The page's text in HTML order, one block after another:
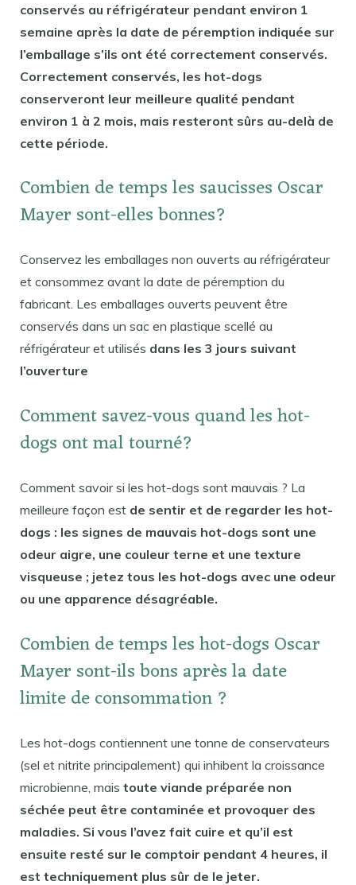
conservés au réfrigérateur pendant environ 1
semaine après la date de péremption indiquée sur
l’emballage s’ils ont été correctement conservés.
Correctement conservés, les hot-dogs
conserveront leur meilleure qualité pendant
environ 1 à 2 mois, mais resteront sûrs au-delà de
cette période.
Combien de temps les saucisses Oscar
Mayer sont-elles bonnes?
Conservez les emballages non ouverts au réfrigérateur
et consommez avant la date de péremption du
fabricant. Les emballages ouverts peuvent être
conservés dans un sac en plastique scellé au
réfrigérateur et utilisés dans les 3 jours suivant
l’ouverture
Comment savez-vous quand les hot-
dogs ont mal tourné?
Comment savoir si les hot-dogs sont mauvais ? La
meilleure façon est de sentir et de regarder les hot-
dogs : les signes de mauvais hot-dogs sont une
odeur aigre, une couleur terne et une texture
visqueuse ; jetez tous les hot-dogs avec une odeur
ou une apparence désagréable.
Combien de temps les hot-dogs Oscar
Mayer sont-ils bons après la date
limite de consommation ?
Les hot-dogs contiennent une tonne de conservateurs
(sel et nitrite principalement) qui inhibent la croissance
microbienne, mais toute viande préparée non
séchée peut être contaminée et provoquer des
maladies. Si vous l’avez fait cuire et qu’il est
ensuite resté sur le comptoir pendant 4 heures, il
est techniquement plus sûr de le jeter.